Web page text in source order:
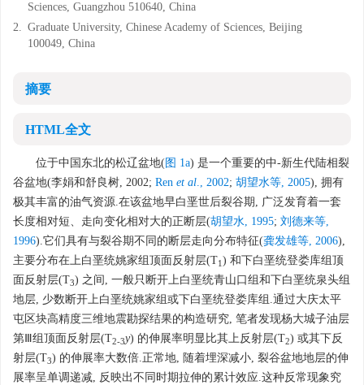
Sciences, Guangzhou 510640, China
2. Graduate University, Chinese Academy of Sciences, Beijing
100049, China
摘要
HTML全文
位于中国东北的松辽盆地(图 1a) 是一个重要的中-新生代陆相裂
谷盆地(李娟和舒良树, 2002; Ren et al., 2002; 胡望水等, 2005), 拥有
极其丰富的油气资源.在该盆地早白垩世后裂谷期, 广泛发育着一套
长度相对短、走向变化相对大的正断层(胡望水, 1995; 刘德来等,
1996).它们具有与裂谷期不同的断层走向分布特征(龚发雄等, 2006),
主要分布在上白垩统姚家组顶面反射层(T1 ) 和下白垩统登娄库组顶
面反射层(T3) 之间, 一般只断开上白垩统青山口组和下白垩统泉头组
地层, 少数断开上白垩统姚家组或下白垩统登娄库组.通过大庆太平
屯区块高精度三维地震勘探结果的构造研究, 笔者发现杨大城子油层
第Ⅲ组顶面反射层(T2-3y) 的伸展率明显比其上反射层(T2) 或其下反
射层(T3) 的伸展率大数倍.正常地, 随着埋深减小, 裂谷盆地地层的伸
展率呈单调递减, 反映出不同时期拉伸的累计效应.这种反常现象究